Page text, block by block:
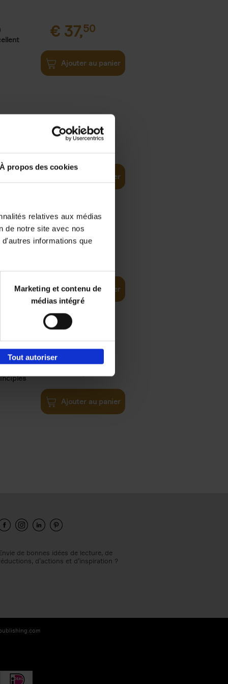
À propos des cookies
relatives aux médias
de notre site avec nos
informations que
Marketing et contenu de
médias intégré
Tout autoriser
€ 37,50
Ajouter au panier
world 29,99
Ajouter au panier
Ajouter au panier
€34,99
Ajouter au panier
de bonnes idées de lecture, de
d’actions et d’inspiration ?